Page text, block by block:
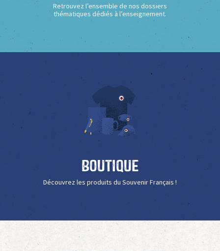
Retrouvez l’ensemble de nos dossiers
thématiques dédiés à l’enseignement.
Boutique
Découvrez les produits du Souvenir Français !